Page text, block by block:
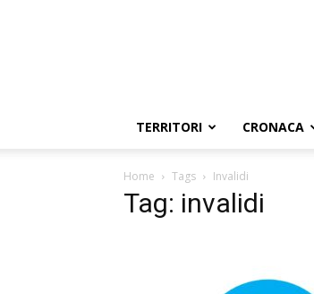
TERRITORI CRONACA
Home Tags Invalidi
Tag: invalidi